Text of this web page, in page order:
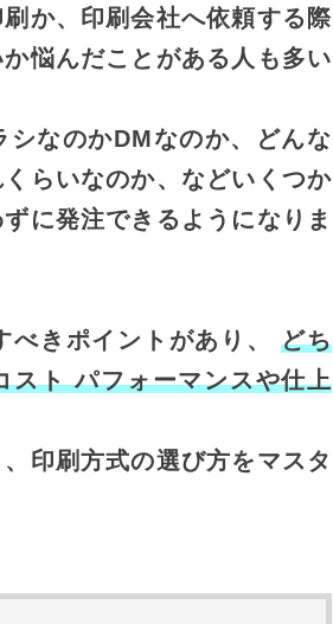
か、印刷会社へ依頼する際
悩んだことがある人も多い
なのかDMなのか、どんな
らいなのか、などいくつか
に発注できるようになりま
べきポイントがあり、どち
スト パフォーマンスや仕上
印刷方式の選び方をマスタ